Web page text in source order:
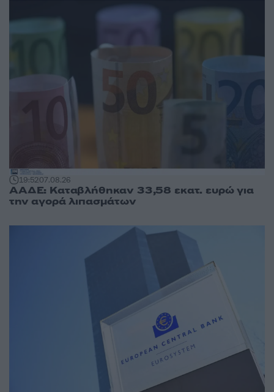
19:5207.08.26
ΑΑΔΕ: Καταβλήθηκαν 33,58 εκατ. ευρώ για
την αγορά λιπασμάτων